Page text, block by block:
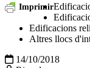
Imprimir
Edificacions
Altres llocs
14/10/2018